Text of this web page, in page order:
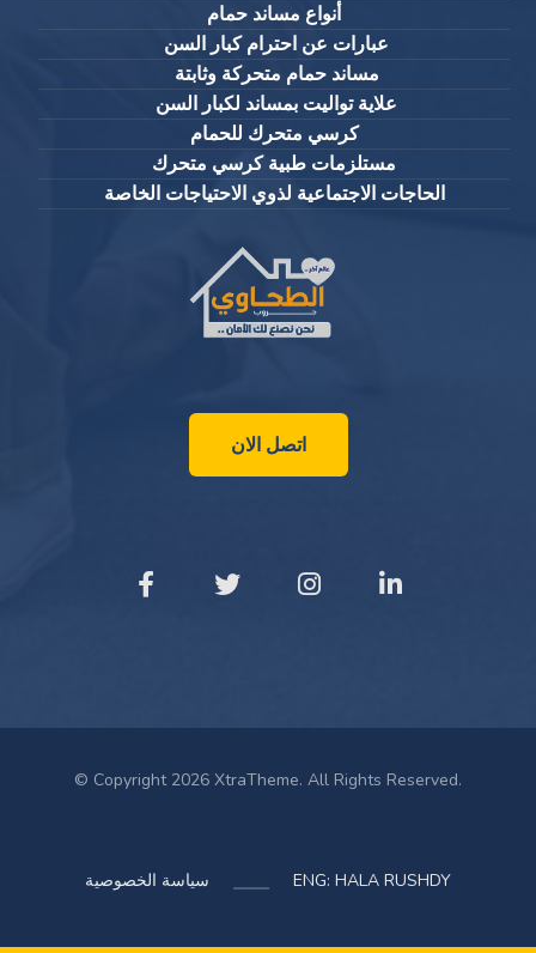
أنواع مساند حمام
عبارات عن احترام كبار السن
مساند حمام متحركة وثابتة
علاية تواليت بمساند لكبار السن
كرسي متحرك للحمام
مستلزمات طبية كرسي متحرك
الحاجات الاجتماعية لذوي الاحتياجات الخاصة
اتصل الان
© Copyright 2026 XtraTheme. All Rights Reserved.
سياسة الخصوصية ENG: HALA RUSHDY